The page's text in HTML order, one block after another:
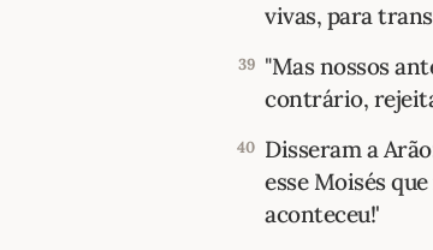
vivas, para
39 "Mas nossos
contrário,
40 Disseram a
esse Moisés
aconteceu!'